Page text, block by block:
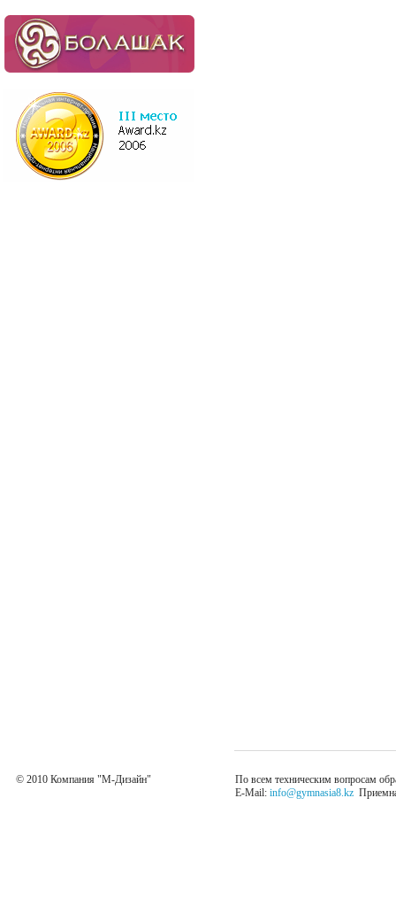
© 2010 Компания "М-Дизайн"
По всем техническим вопросам
E-Mail: info@gymnasia8.kz